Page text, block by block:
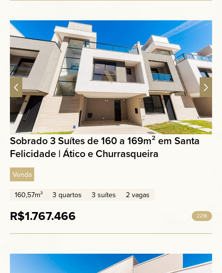
Sobrado 3 Suítes de 160 a 169m² em Santa
Felicidade | Ático e Churrasqueira
Venda
160,57m² 3 quartos 3 suítes 2 vagas
R$1.767.466 2218